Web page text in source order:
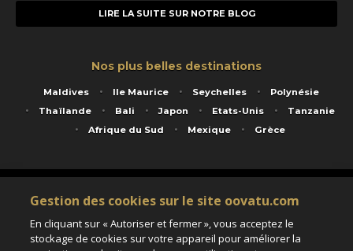
LIRE LA SUITE SUR NOTRE BLOG
Nos plus belles destinations
Maldives Ile Maurice Seychelles
Polynésie
Thaïlande
Bali Japon Etats-Unis
Tanzanie
Afrique du Sud
Mexique Grèce
Service animé par Nautil Voyages - 22 rue Georges Picquart 75017 Paris - S.A.S
au capital de 155 696 euros - RCS Paris B 423 671 973 - Code APE 7911Z
Matricule Atout France IM075100020 - Garantie financière Groupama - Agrément IATA
Assurance responsabilité civile et professionnelle HISCOX RCP0081066
Gestion des cookies sur le site oovatu.com
En cliquant sur « Autoriser et fermer », vous acceptez le
stockage de cookies sur votre appareil pour améliorer la